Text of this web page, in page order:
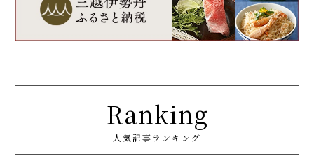
Ranking
人気記事ランキング